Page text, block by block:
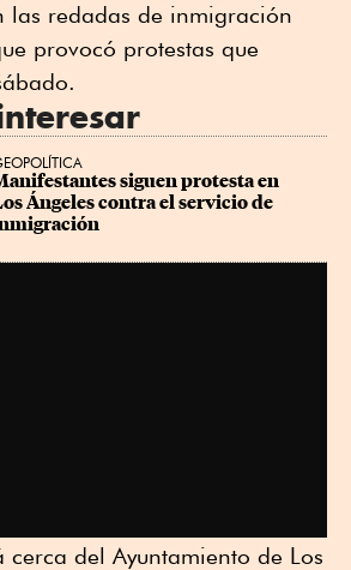
las redadas de inmigración
provocó protestas que
siguen protesta en
Ángeles contra el servicio de
cerca del Ayuntamiento de Los